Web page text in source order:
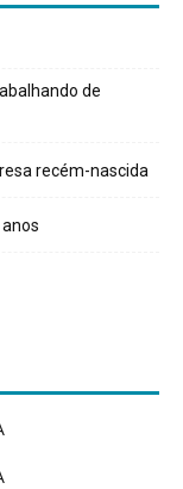
de
recém-nascida